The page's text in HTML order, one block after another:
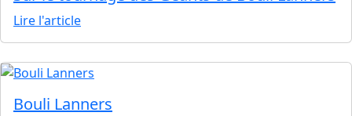
Lire l'article
Bouli Lanners